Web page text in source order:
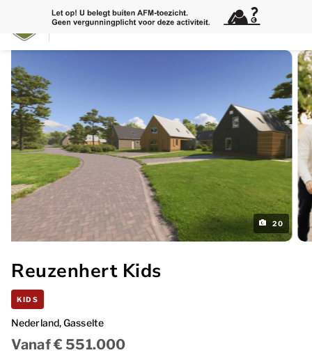
Reuzenhert Kids
KIDS
Nederland, Gasselte
Vanaf € 551.000
20